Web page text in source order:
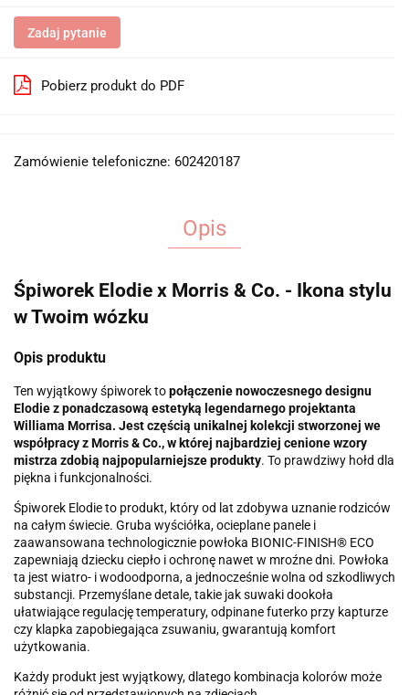
Zadaj pytanie
Pobierz produkt do PDF
Zamówienie telefoniczne: 602420187
Opis
Śpiworek Elodie x Morris & Co. - Ikona stylu
w Twoim wózku
Opis produktu
Ten wyjątkowy śpiworek topołączenie nowoczesnego designu
Elodie z ponadczasową estetyką legendarnego projektanta
Williama Morrisa. Jest częścią unikalnej kolekcji stworzonej we
współpracy z Morris & Co., w której najbardziej cenione wzory
mistrza zdobią najpopularniejsze produkty. To prawdziwy hołd dla
piękna i funkcjonalności.
Śpiworek Elodie to produkt, który od lat zdobywa uznanie rodziców
na całym świecie. Gruba wyściółka, ocieplane panele i
zaawansowana technologicznie powłoka BIONIC-FINISH® ECO
zapewniają dziecku ciepło i ochronę nawet w mroźne dni. Powłoka
ta jest wiatro- i wodoodporna, a jednocześnie wolna od szkodliwych
substancji. Przemyślane detale, takie jak suwaki dookoła
ułatwiające regulację temperatury, odpinane futerko przy kapturze
czy klapka zapobiegająca zsuwaniu, gwarantują komfort
użytkowania.
Każdy produkt jest wyjątkowy, dlatego kombinacja kolorów może